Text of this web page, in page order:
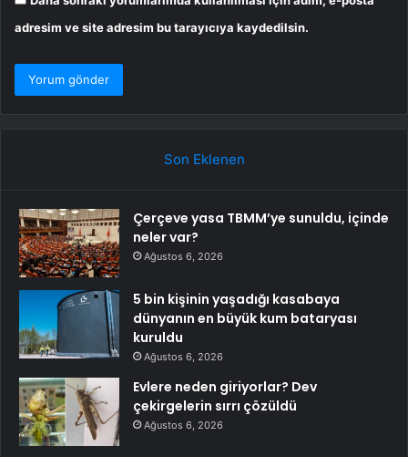
adresim ve site adresim bu tarayıcıya kaydedilsin.
Son Eklenen
Çerçeve yasa TBMM’ye sunuldu, içinde
neler var?
Ağustos 6, 2026
5 bin kişinin yaşadığı kasabaya
dünyanın en büyük kum bataryası
kuruldu
Ağustos 6, 2026
Evlere neden giriyorlar? Dev
çekirgelerin sırrı çözüldü
Ağustos 6, 2026